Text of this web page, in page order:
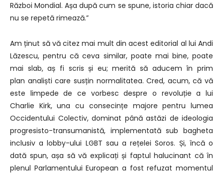
Război Mondial. Așa după cum se spune, istoria chiar dacă
nu se repetă rimează.”
Am ținut să vă citez mai mult din acest editorial al lui Andi
Lăzescu, pentru că ceva similar, poate mai bine, poate
mai slab, aș fi scris și eu; merită să aducem în prim
plan analiști care susțin normalitatea. Cred, acum, că vă
este limpede de ce vorbesc despre o revoluție a lui
Charlie Kirk, una cu consecințe majore pentru lumea
Occidentului Colectiv, dominat până astăzi de ideologia
progresisto-transumanistă, implementată sub bagheta
inclusiv a lobby-ului LGBT sau a rețelei Soros. Și, încă o
dată spun, așa să vă explicați și faptul halucinant că în
plenul Parlamentului European a fost refuzat momentul